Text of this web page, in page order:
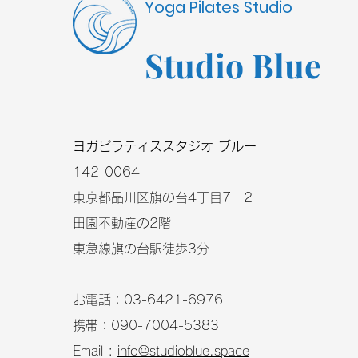
Yoga Pilates Studio
Studio Blue
​ヨガピラティススタジオ ブルー
​142-0064
東京都品川区旗の台4丁目7－2
田園不動産の2階
東急線旗の台駅徒歩3分
お電話：03-6421-6976
携帯：090-7004-5383
Email : info@studioblue.space